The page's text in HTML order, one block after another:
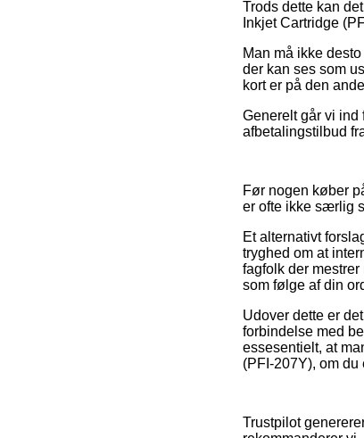
Trods dette kan
Inkjet Cartridge
Man må ikke
der kan ses som
kort er på den
Generelt går vi
afbetalingstilbud
Før nogen køber
er ofte ikke særlig
Et alternativt
tryghed om at
fagfolk der
som følge af din
Udover dette er
forbindelse med
essesentielt, at
(PFI-207Y), om
Trustpilot